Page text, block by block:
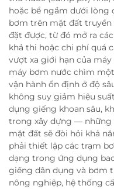
hoặc bể ngầm dưới
bơm trên mặt đất
đặt được, từ đó mở ra
khả thi hoặc chi phí quá
vượt xa giới hạn của
máy bơm nước chìm
vận hành ổn định ở độ
không suy giảm hiệu
dụng giếng khoan sâu,
trong xây dựng —
mặt đất sẽ đòi hỏi khả
phải thiết lập các trạm
dạng trong ứng dụng
giếng dân dụng và bơm
nông nghiệp, hệ thống